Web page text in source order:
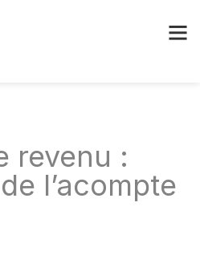
revenu :
l’acompte